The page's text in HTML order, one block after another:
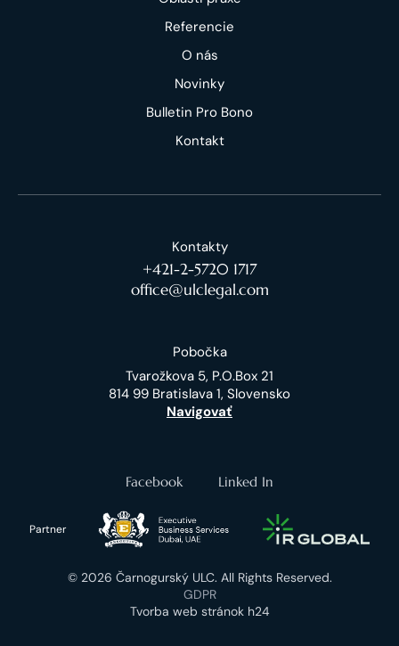
Referencie
O nás
Novinky
Bulletin Pro Bono
Kontakt
Kontakty
+421-2-5720 1717
office@ulclegal.com
Pobočka
Tvarožkova 5, P.O.Box 21
814 99 Bratislava 1, Slovensko
Navigovať
Facebook Linked In
Partner
© 2026 Čarnogurský ULC. All Rights Reserved.
GDPR
Tvorba web stránok h24